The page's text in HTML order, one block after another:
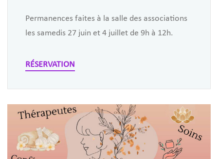
Permanences faites à la salle des associations
les samedis 27 juin et 4 juillet de 9h à 12h.
RÉSERVATION